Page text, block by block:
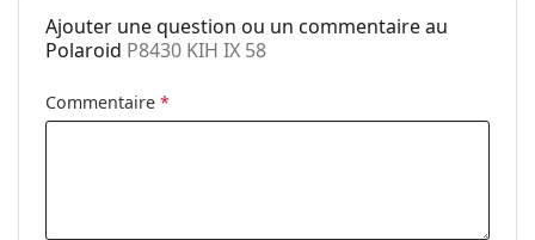
Code:
P8430 KIH IX 58
Non
Ajouter une question ou un commentaire au
Polaroid P8430 KIH IX 58
Commentaire *